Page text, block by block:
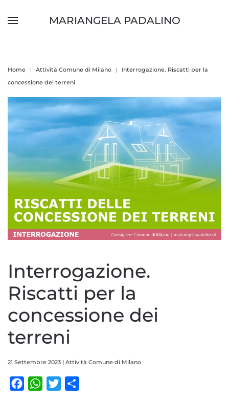
Skip to main content
MARIANGELA PADALINO
Home Attività Comune di Milano
Interrogazione. Riscatti per la
concessione dei terreni
Interrogazione.
Riscatti per la
concessione dei
terreni
21 Settembre 2023 | Attività Comune di Milano
FacebookWhatsApp
Twitter